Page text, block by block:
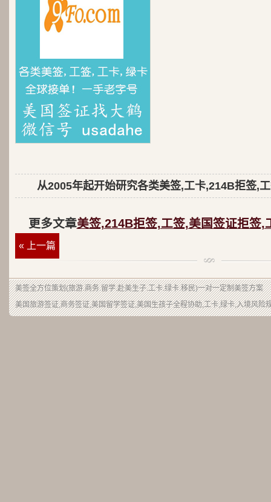
从2005年起开始研究各类美签,工卡,214B拒签,
更多文章美签,214B拒签,工签,美国签证拒签,
« 上一篇
美签全方位策划(旅游.商务.留学.赴美生子.工卡.绿卡.移民)一对一定制美签方案
美国旅游签证,商务签证,美国留学签证,美国生孩子全程协助,工卡,绿卡,入境风险